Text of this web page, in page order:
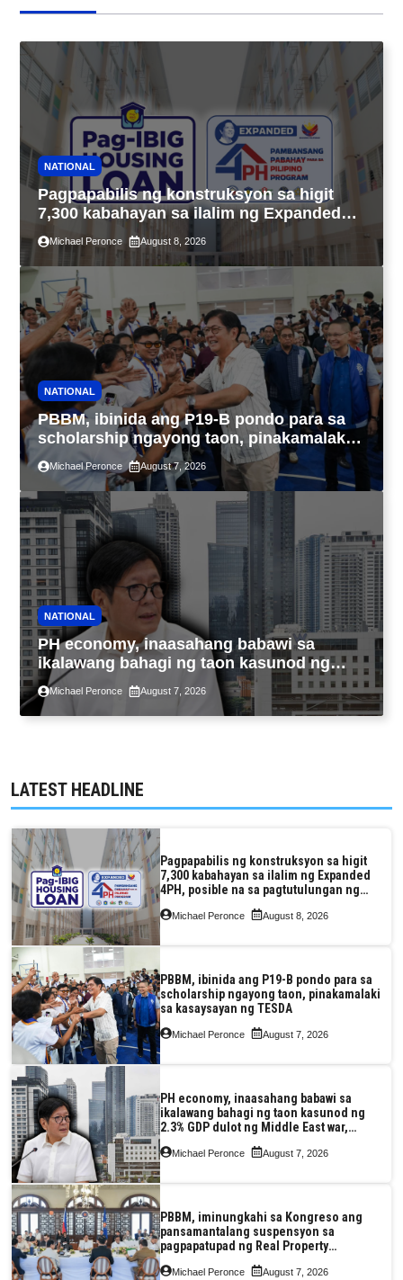
NATIONAL
Pagpapabilis ng konstruksyon sa higit
7,300 kabahayan sa ilalim ng Expanded
4PH, posible na sa pagtutulungan ng Pag-
IBIG at P.A. Alvarez
Michael Peronce August 8, 2026
NATIONAL
PBBM, ibinida ang P19-B pondo para sa
scholarship ngayong taon, pinakamalaki
sa kasaysayan ng TESDA
Michael Peronce August 7, 2026
NATIONAL
PH economy, inaasahang babawi sa
ikalawang bahagi ng taon kasunod ng
2.3% GDP dulot ng Middle East war,
pagkaantala ng public construction
Michael Peronce August 7, 2026
LATEST HEADLINE
Pagpapabilis ng konstruksyon sa higit
7,300 kabahayan sa ilalim ng Expanded
4PH, posible na sa pagtutulungan ng
Pag-IBIG at P.A. Alvarez
Michael Peronce August 8, 2026
PBBM, ibinida ang P19-B pondo para sa
scholarship ngayong taon, pinakamalaki
sa kasaysayan ng TESDA
Michael Peronce August 7, 2026
PH economy, inaasahang babawi sa
ikalawang bahagi ng taon kasunod ng
2.3% GDP dulot ng Middle East war,
pagkaantala ng public construction
Michael Peronce August 7, 2026
PBBM, iminungkahi sa Kongreso ang
pansamantalang suspensyon sa
pagpapatupad ng Real Property
Valuation and Assessment Reform Act
Michael Peronce August 7, 2026